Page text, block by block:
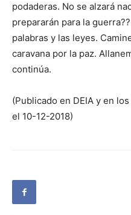
podaderas. No se alzará
prepararán para la
palabras y las leyes.
caravana por la paz.
continúa.
(Publicado en DEIA y en
el 10-12-2018)